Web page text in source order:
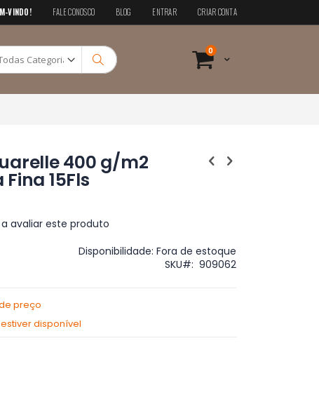
VINDO! FALE CONOSCO BLOG ENTRAR CRIAR CONTA
Cart
0 itens
Pesquisa
400 g/m2
15Fls
avaliar este produto
Disponibilidade: Fora de estoque
SKU
909062
preço
disponível